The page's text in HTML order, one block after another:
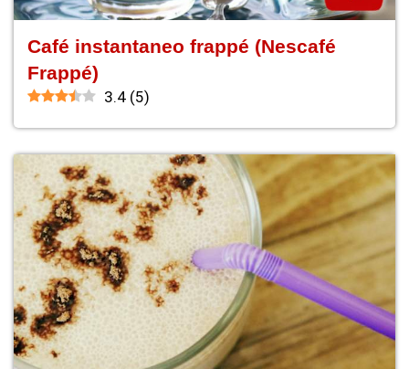
Café instantaneo frappé (Nescafé
Frappé)
3.4 (5)